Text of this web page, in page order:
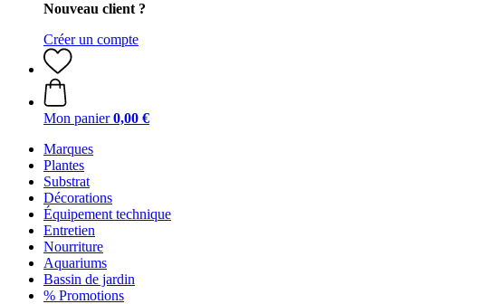
Nouveau client ?
Créer un compte
Mon panier 0,00 €
Marques
Plantes
Substrat
Décorations
Équipement technique
Entretien
Nourriture
Aquariums
Bassin de jardin
% Promotions